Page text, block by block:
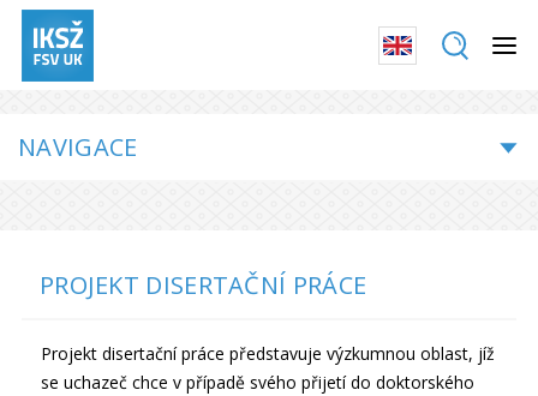
NAVIGACE
PROJEKT DISERTAČNÍ PRÁCE
Projekt disertační práce představuje výzkumnou oblast, jíž
se uchazeč chce v případě svého přijetí do doktorského